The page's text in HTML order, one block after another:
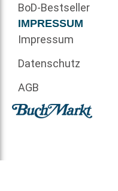
BoD-Bestseller
IMPRESSUM
Impressum
Datenschutz
AGB